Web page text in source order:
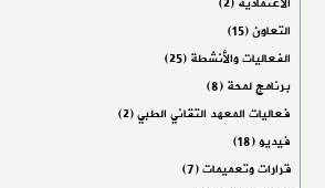
التعاون(15)
الفعاليات والأنشطة(25)
برنامج لمحة(8)
فعاليات المعهد التقاني الطبي(2)
فيديو(18)
قرارات وتعميمات(7)